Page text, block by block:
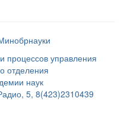
процессов управления
отделения
наук
5, 8(423)2310439